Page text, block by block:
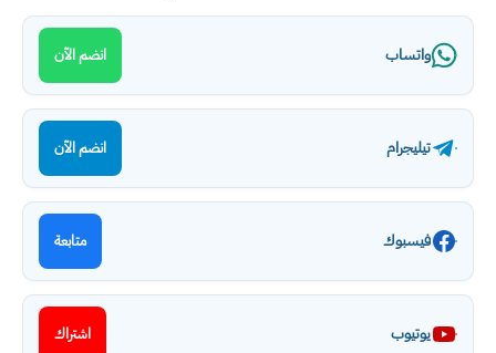
واتساب انضم الآن
تيليجرام انضم الآن
فيسبوك متابعة
يوتيوب اشتراك